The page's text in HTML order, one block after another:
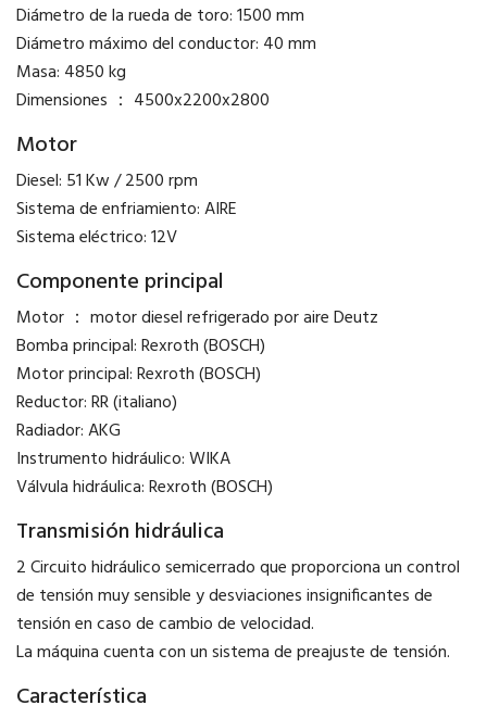
Diámetro de la rueda de toro: 1500 mm
Diámetro máximo del conductor: 40 mm
Masa: 4850 kg
Dimensiones ： 4500x2200x2800
Motor
Diesel: 51 Kw / 2500 rpm
Sistema de enfriamiento: AIRE
Sistema eléctrico: 12V
Componente principal
Motor ： motor diesel refrigerado por aire Deutz
Bomba principal: Rexroth (BOSCH)
Motor principal: Rexroth (BOSCH)
Reductor: RR (italiano)
Radiador: AKG
Instrumento hidráulico: WIKA
Válvula hidráulica: Rexroth (BOSCH)
Transmisión hidráulica
2 Circuito hidráulico semicerrado que proporciona un control
de tensión muy sensible y desviaciones insignificantes de
tensión en caso de cambio de velocidad.
La máquina cuenta con un sistema de preajuste de tensión.
Característica